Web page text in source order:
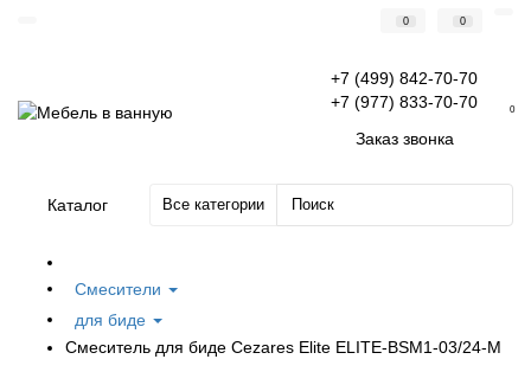
0 0
+7 (499) 842-70-70
+7 (977) 833-70-70
Заказ звонка
0
Каталог Все категории
Смесители
для биде
Смеситель для биде Cezares Elite ELITE-BSM1-03/24-M